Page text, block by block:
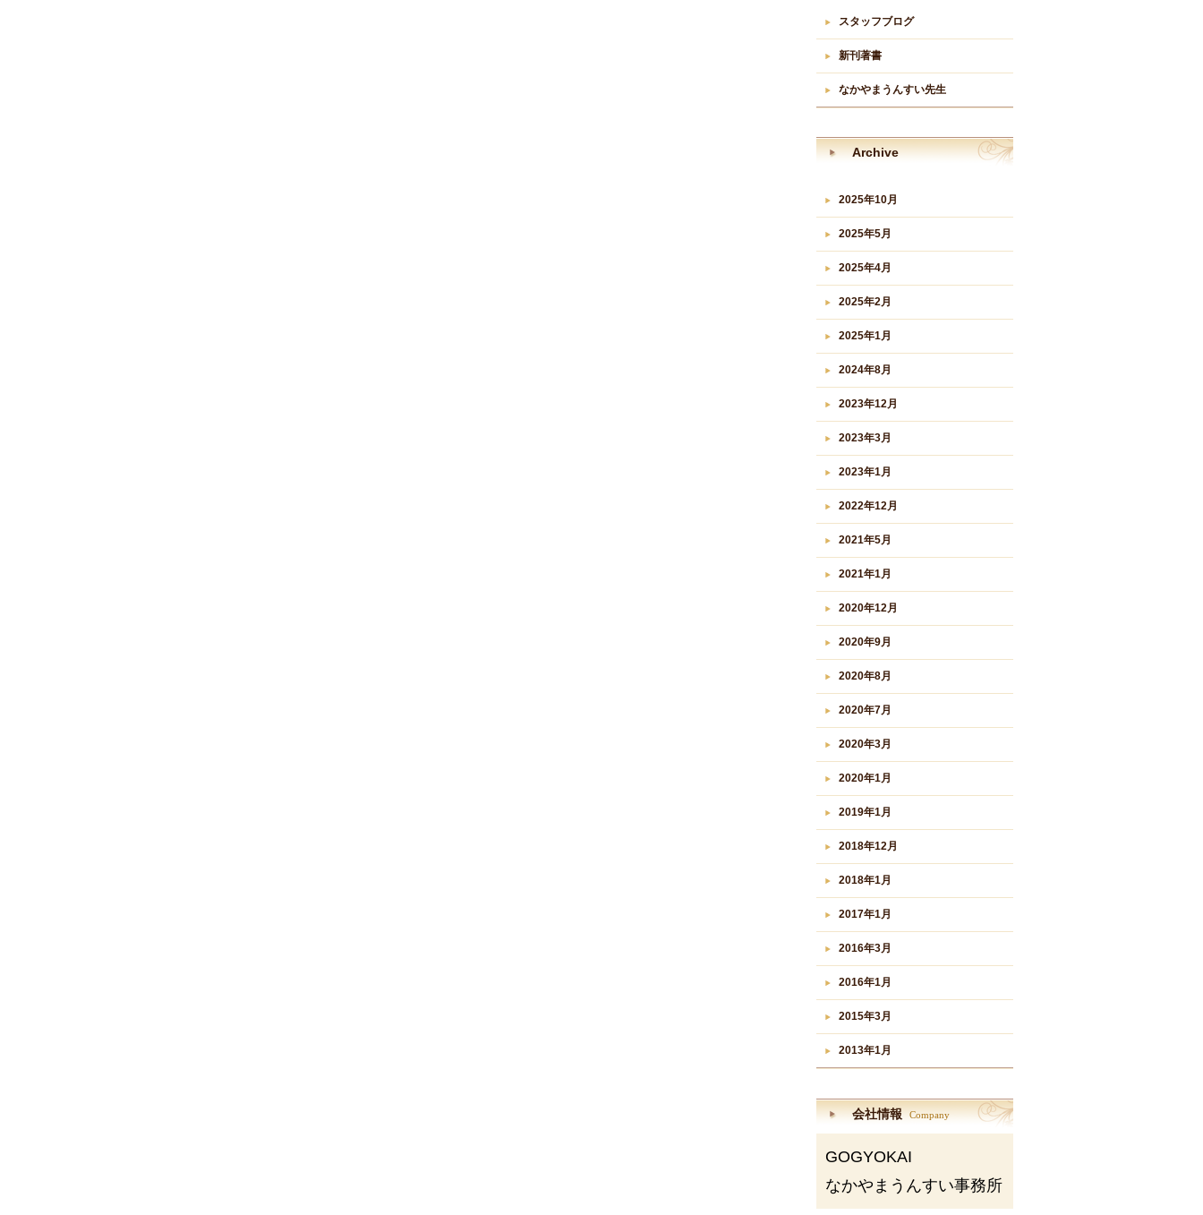
スタッフブログ
新刊著書
なかやまうんすい先生
Archive
2025年10月
2025年5月
2025年4月
2025年2月
2025年1月
2024年8月
2023年12月
2023年3月
2023年1月
2022年12月
2021年5月
2021年1月
2020年12月
2020年9月
2020年8月
2020年7月
2020年3月
2020年1月
2019年1月
2018年12月
2018年1月
2017年1月
2016年3月
2016年1月
2015年3月
2013年1月
会社情報 Company
GOGYOKAI
なかやまうんすい事務所